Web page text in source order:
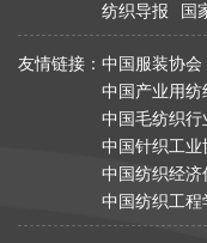
纺织导报
国
友情链接： 中国服装协会
中国产业用纺
中国毛纺织行
中国针织工业
中国纺织经济
中国纺织工程